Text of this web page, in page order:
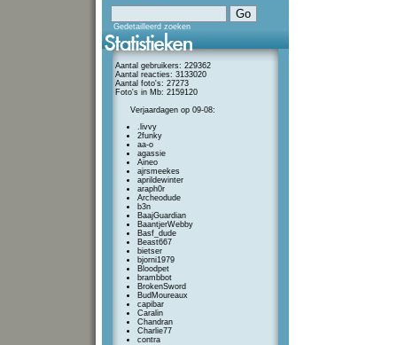
Gedetailleerd zoeken
Aantal gebruikers: 229362
Aantal reacties: 3133020
Aantal foto's: 27273
Foto's in Mb: 2159120
Verjaardagen op 09-08:
.livvy
2funky
aa-o
agassie
Aineo
ajrsmeekes
aprildewinter
araph0r
Archeodude
b3n
BaajGuardian
BaantjerWebby
Basf_dude
Beast667
bietser
bjorni1979
Bloodpet
brambbot
BrokenSword
BudMoureaux
capibar
Caralin
Chandran
Charlie77
contra